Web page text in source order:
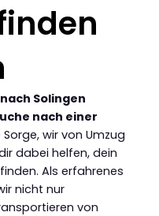
Solingen
nach einer
Sorge, wir von Umzug
dabei helfen, dein
Als erfahrenes
nicht nur
von